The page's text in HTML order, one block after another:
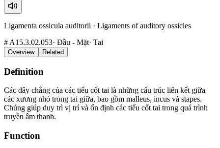
Ligamenta ossicula auditorii · Ligaments of auditory ossicles
# A15.3.02.053· Đầu - Mặt· Tai
Overview Related
Definition
Các dây chằng của các tiểu cốt tai là những cấu trúc liên kết giữa
các xương nhỏ trong tai giữa, bao gồm malleus, incus và stapes.
Chúng giúp duy trì vị trí và ổn định các tiểu cốt tai trong quá trình
truyền âm thanh.
Function